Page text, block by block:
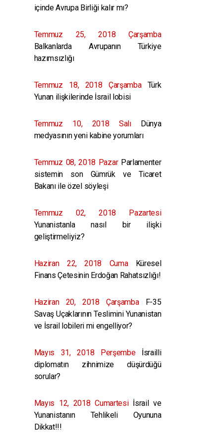
içinde Avrupa Birliği kalır mı?
Temmuz 25, 2018 Çarşamba
Balkanlarda Avrupanın Türkiye
hazımsızlığı
Temmuz 18, 2018 ÇarşambaTürk
Yunan ilişkilerinde İsrail lobisi
Temmuz 10, 2018 SalıDünya
medyasının yeni kabine yorumları
Temmuz 08, 2018 PazarParlamenter
sistemin son Gümrük ve Ticaret
Bakanı ile özel söyleşi
Temmuz 02, 2018 Pazartesi
Yunanistanla nasıl bir ilişki
geliştirmeliyiz?
Haziran 22, 2018 CumaKüresel
Finans Çetesinin Erdoğan Rahatsızlığı!
Haziran 20, 2018 ÇarşambaF-35
Savaş Uçaklarının Teslimini Yunanistan
ve İsrail lobileri mi engelliyor?
Mayıs 31, 2018 Perşembeİsrailli
diplomatın zihnimize düşürdüğü
sorular?
Mayıs 12, 2018 Cumartesiİsrail ve
Yunanistanın Tehlikeli Oyununa
Dikkat!!!